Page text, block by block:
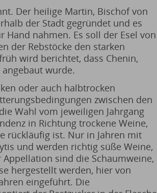
Der heilige Martin, Bischof von
der Stadt gegründet und es
Hand nahmen. Es soll der Esel von
der Rebstöcke den starken
wird berichtet, dass Chenin,
wurde.
oder auch halbtrocken
zwischen den
Wahl vom jeweiligen Jahrgang
in Richtung trockene Weine,
rückläufig ist. Nur in Jahren mit
und werden richtig süße Weine,
sind die Schaumweine,
hergestellt werden, hier von
eingeführt. Die